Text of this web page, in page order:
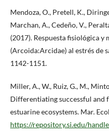
Mendoza, O., Pretell, K.,
Marchan, A., Cedeño, V.,
(2017). Respuesta fisiológica
(Arcoida:Arcidae) al estrés de
1142-1151.
Miller, A., W., Ruiz, G., M.,
Differentiating successful and
estuarine ecosystems. Mar.
https://repository.si.edu/